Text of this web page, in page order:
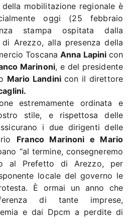
mobilitazione regionale è
oggi (25 febbraio
stampa ospitata dalla
Arezzo, alla presenza della
ToscanaAnna Lapini con
Marinoni, e del presidente
Mario Landini con il direttore
estremamente ordinata e
stile, e rispettosa delle
i due dirigenti delle
Franco Marinoni e Mario
“al termine, consegneremo
al Prefetto di Arezzo, per
locale del governo le
È ormai un anno che
di tante imprese,
e dai Dpcm a perdite di